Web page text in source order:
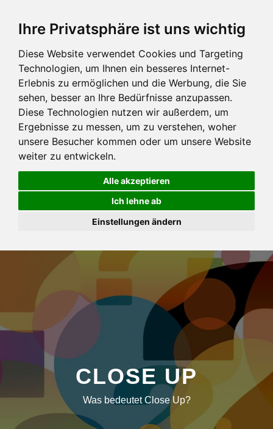
Ihre Privatsphäre ist uns wichtig
Diese Website verwendet Cookies und Targeting
Technologien, um Ihnen ein besseres Internet-
Erlebnis zu ermöglichen und die Werbung, die Sie
sehen, besser an Ihre Bedürfnisse anzupassen.
Diese Technologien nutzen wir außerdem, um
Ergebnisse zu messen, um zu verstehen, woher
unsere Besucher kommen oder um unsere Website
weiter zu entwickeln.
Alle akzeptieren
Ich lehne ab
Einstellungen ändern
CLOSE UP
Was bedeutet Close Up?